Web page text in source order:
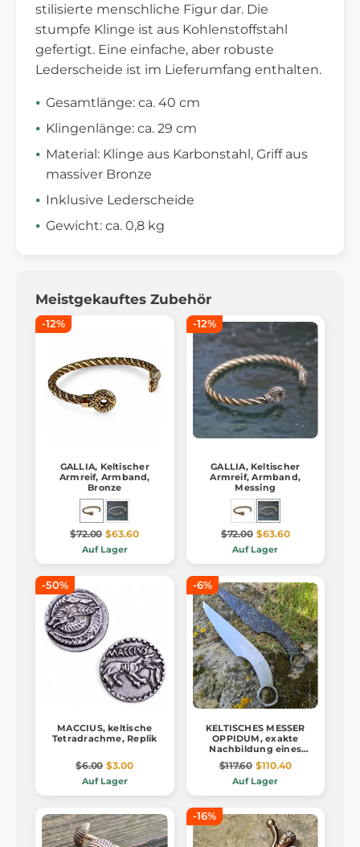
stilisierte menschliche Figur dar. Die
stumpfe Klinge ist aus Kohlenstoffstahl
gefertigt. Eine einfache, aber robuste
Lederscheide ist im Lieferumfang enthalten.
Gesamtlänge: ca. 40 cm
Klingenlänge: ca. 29 cm
Material: Klinge aus Karbonstahl, Griff aus
massiver Bronze
Inklusive Lederscheide
Gewicht: ca. 0,8 kg
Meistgekauftes Zubehör
-12%
GALLIA, Keltischer
Armreif, Armband,
Bronze
$72.00 $63.60
Auf Lager
-12%
GALLIA, Keltischer
Armreif, Armband,
Messing
$72.00 $63.60
Auf Lager
-50%
MACCIUS, keltische
Tetradrachme, Replik
$6.00 $3.00
Auf Lager
-6%
KELTISCHES MESSER
OPPIDUM, exakte
Nachbildung eines
Messers aus Böhmen
$117.60 $110.40
Auf Lager
-16%